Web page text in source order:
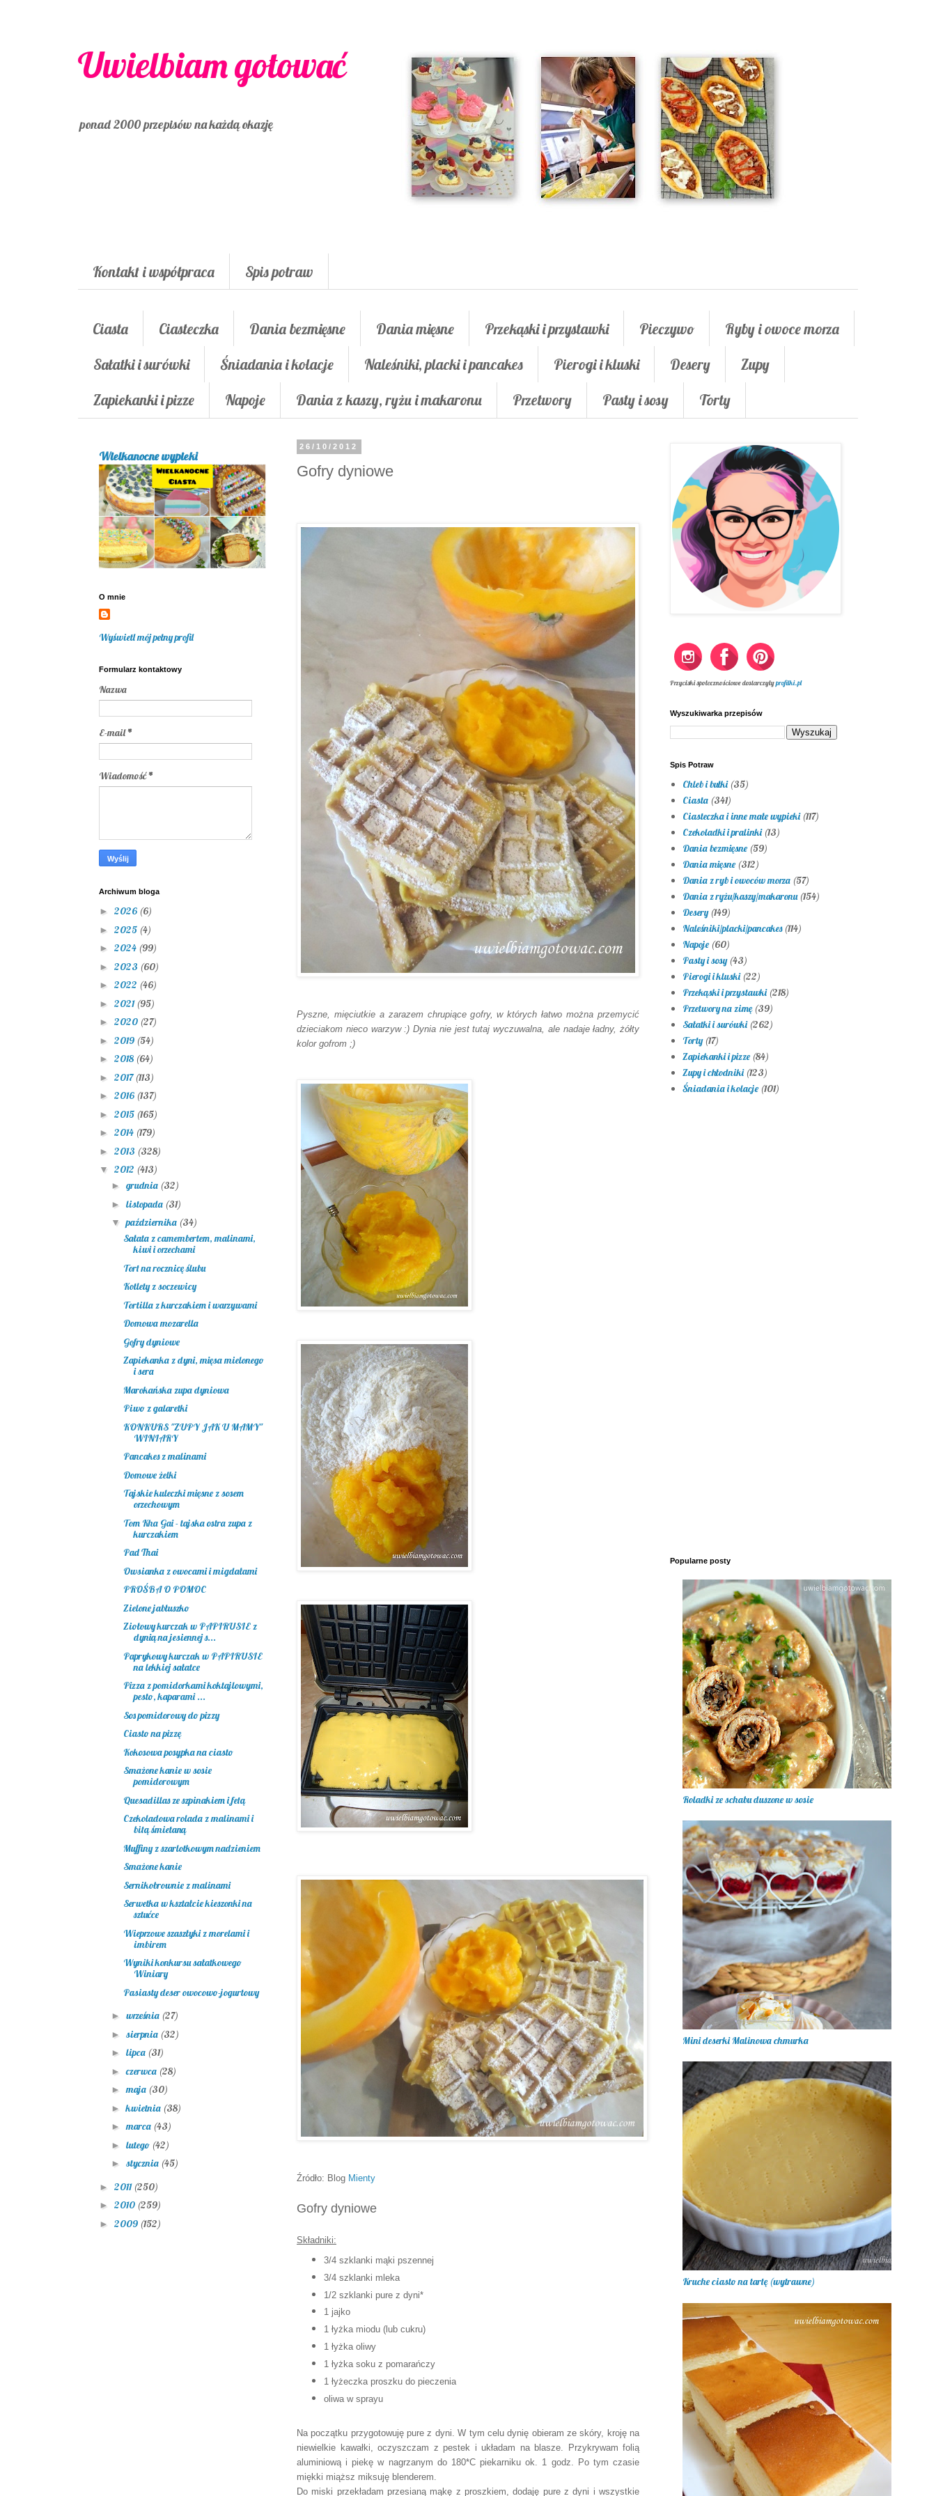
Uwielbiam gotować
ponad 2000 przepisów na każdą okazję
Kontakt i współpraca Spis potraw
Ciasta Ciasteczka Dania bezmięsne Dania mięsne Przekąski i przystawki Pieczywo
Ryby i owoce morza
Sałatki i surówki
Śniadania i kolacje Naleśniki, placki i pancakes Pierogi i kluski Desery
Zupy
Zapiekanki i pizze
Napoje Dania z kaszy, ryżu i makaronu Przetwory Pasty i sosy Torty
26/10/2012
Gofry dyniowe
Pyszne, mięciutkie a zarazem chrupiące gofry, w których łatwo można przemycić
dzieciakom nieco warzyw :) Dynia nie jest tutaj wyczuwalna, ale nadaje ładny, żółty
kolor gofrom ;)
Źródło: Blog Mienty
Gofry dyniowe
Składniki:
3/4 szklanki mąki pszennej
3/4 szklanki mleka
1/2 szklanki pure z dyni*
1 jajko
1 łyżka miodu (lub cukru)
1 łyżka oliwy
1 łyżka soku z pomarańczy
1 łyżeczka proszku do pieczenia
oliwa w sprayu
Na początku przygotowuję pure z dyni. W tym celu dynię obieram ze skóry, kroję na
niewielkie kawałki, oczyszczam z pestek i układam na blasze. Przykrywam folią
aluminiową i piekę w nagrzanym do 180*C piekarniku ok. 1 godz. Po tym czasie
miękki miąższ miksuję blenderem.
Do miski przekładam przesianą mąkę z proszkiem, dodaję pure z dyni i wszystkie
Wielkanocne wypieki
O mnie
Wyświetl mój pełny profil
Formularz kontaktowy
Nazwa
E-mail*
Wiadomość*
Archiwum bloga
► 2026 (6)
► 2025 (4)
► 2024 (99)
► 2023 (60)
► 2022 (46)
► 2021 (95)
► 2020 (27)
► 2019 (54)
► 2018 (64)
► 2017(113)
► 2016 (137)
► 2015 (165)
► 2014 (179)
► 2013 (328)
▼ 2012 (413)
► grudnia (32)
► listopada (31)
▼października (34)
Sałata z camembertem, malinami,
kiwi i orzechami
Tort na rocznicę ślubu
Kotlety z soczewicy
Tortilla z kurczakiem i warzywami
Domowa mozarella
Gofry dyniowe
Zapiekanka z dyni, mięsa mielonego
i sera
Marokańska zupa dyniowa
Piwo z galaretki
KONKURS "ZUPY JAK U MAMY"
WINIARY
Pancakes z malinami
Domowe żelki
Tajskie kuleczki mięsne z sosem
orzechowym
Tom Kha Gai - tajska ostra zupa z
kurczakiem
Pad Thai
Owsianka z owocami i migdałami
PROŚBA O POMOC
Zielone jabłuszko
Ziołowy kurczak w PAPIRUSIE z
dynią na jesiennej s...
Paprykowy kurczak w PAPIRUSIE
na lekkiej sałatce
Pizza z pomidorkami koktajlowymi,
pesto, kaparami ...
Sos pomidorowy do pizzy
Ciasto na pizzę
Kokosowa posypka na ciasto
Smażone kanie w sosie
pomidorowym
Quesadillas ze szpinakiem i fetą
Czekoladowa rolada z malinami i
bitą śmietaną
Muffiny z szarlotkowym nadzieniem
Smażone kanie
Sernikobrownie z malinami
Serwetka w kształcie kieszonki na
sztućce
Wieprzowe szaszłyki z morelami i
imbirem
Wyniki konkursu sałatkowego
Winiary
Pasiasty deser owocowo-jogurtowy
► września (27)
► sierpnia (32)
► lipca (31)
►czerwca (28)
►maja (30)
►kwietnia (38)
►marca (43)
► lutego (42)
► stycznia (45)
► 2011 (250)
► 2010 (259)
► 2009 (152)
Przyciski społecznościowe dostarczyłyprofilki.pl
Wyszukiwarka przepisów
Spis Potraw
Chleb i bułki (35)
Ciasta (341)
Ciasteczka i inne małe wypieki (117)
Czekoladki i pralinki (13)
Dania bezmięsne (59)
Dania mięsne (312)
Dania z ryb i owoców morza (57)
Dania z ryżu/kaszy/makaronu (154)
Desery (149)
Naleśniki/placki/pancakes (114)
Napoje (60)
Pasty i sosy (43)
Pierogi i kluski (22)
Przekąski i przystawki (218)
Przetwory na zimę (39)
Sałatki i surówki (262)
Torty (17)
Zapiekanki i pizze (84)
Zupy i chłodniki (123)
Śniadania i kolacje (101)
Popularne posty
Roladki ze schabu duszone w sosie
Mini deserki Malinowa chmurka
Kruche ciasto na tartę (wytrawne)